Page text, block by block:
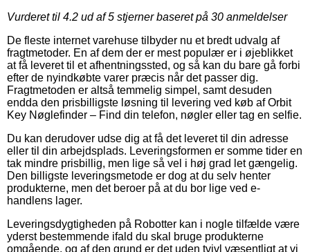
Vurderet til 4.2 ud af 5 stjerner baseret på 30 anmeldelser
De fleste internet varehuse tilbyder nu et bredt udvalg af
fragtmetoder. En af dem der er mest populær er i øjeblikket
at få leveret til et afhentningssted, og så kan du bare gå forbi
efter de nyindkøbte varer præcis når det passer dig.
Fragtmetoden er altså temmelig simpel, samt desuden
endda den prisbilligste løsning til levering ved køb af Orbit
Key Nøglefinder – Find din telefon, nøgler eller tag en selfie.
Du kan derudover udse dig at få det leveret til din adresse
eller til din arbejdsplads. Leveringsformen er somme tider en
tak mindre prisbillig, men lige så vel i høj grad let gængelig.
Den billigste leveringsmetode er dog at du selv henter
produkterne, men det beroer på at du bor lige ved e-
handlens lager.
Leveringsdygtigheden på Robotter kan i nogle tilfælde være
yderst bestemmende ifald du skal bruge produkterne
omgående, og af den grund er det uden tvivl væsentligt at vi